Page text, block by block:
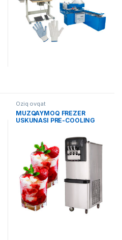
Oziq ovqat
MUZQAYMOQ FREZER
USKUNASI PRE-COOLING